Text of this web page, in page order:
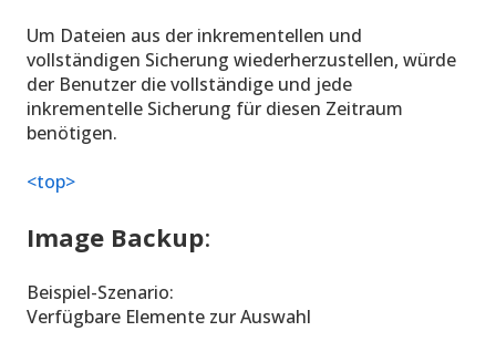
Um Dateien aus der inkrementellen und
vollständigen Sicherung wiederherzustellen, würde
der Benutzer die vollständige und jede
inkrementelle Sicherung für diesen Zeitraum
benötigen.
<top>
Image Backup:
Beispiel-Szenario:
Verfügbare Elemente zur Auswahl